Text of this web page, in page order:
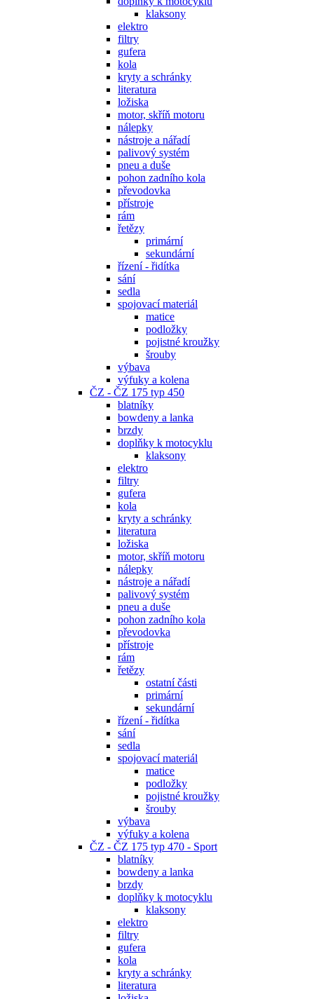
klaksony
elektro
filtry
gufera
kola
kryty a schránky
literatura
ložiska
motor, skříň motoru
nálepky
nástroje a nářadí
palivový systém
pneu a duše
pohon zadního kola
převodovka
přístroje
rám
řetězy
primární
sekundární
řízení - řidítka
sání
sedla
spojovací materiál
matice
podložky
pojistné kroužky
šrouby
výbava
výfuky a kolena
ČZ - ČZ 175 typ 450
blatníky
bowdeny a lanka
brzdy
doplňky k motocyklu
klaksony
elektro
filtry
gufera
kola
kryty a schránky
literatura
ložiska
motor, skříň motoru
nálepky
nástroje a nářadí
palivový systém
pneu a duše
pohon zadního kola
převodovka
přístroje
rám
řetězy
ostatní části
primární
sekundární
řízení - řidítka
sání
sedla
spojovací materiál
matice
podložky
pojistné kroužky
šrouby
výbava
výfuky a kolena
ČZ - ČZ 175 typ 470 - Sport
blatníky
bowdeny a lanka
brzdy
doplňky k motocyklu
klaksony
elektro
filtry
gufera
kola
kryty a schránky
literatura